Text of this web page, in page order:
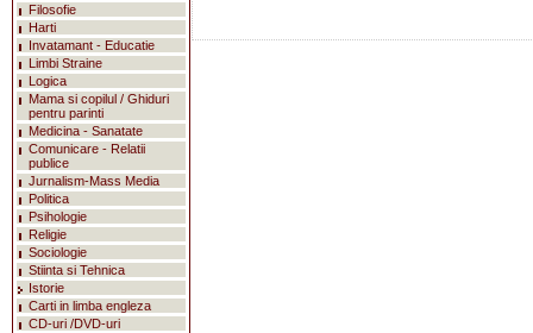
Filosofie
Harti
Invatamant - Educatie
Limbi Straine
Logica
Mama si copilul / Ghiduri
pentru parinti
Medicina - Sanatate
Comunicare - Relatii
publice
Jurnalism-Mass Media
Politica
Psihologie
Religie
Sociologie
Stiinta si Tehnica
Istorie
Carti in limba engleza
CD-uri /DVD-uri